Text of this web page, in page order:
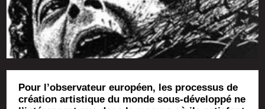
Pour l’observateur européen, les processus de
création artistique du monde sous-développé ne